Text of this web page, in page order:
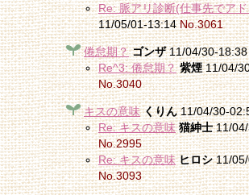
Re: 脈アリ診断(仕事先でア
11/05/01-13:14No.3061
倦怠期？ ゴンザ11/04/30-
Re^3: 倦怠期？ 紫煙11/04/
No.3040
キスの意味 くりん11/04/30-
Re: キスの意味 猫紳士11/04/
No.2995
Re: キスの意味 ヒロシ11/05/
No.3093